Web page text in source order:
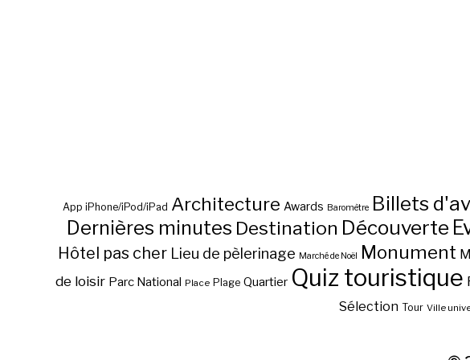
App iPhone/iPod/iPad Architecture Awards Baromètre Billets
Dernières minutes Destination Découverte
Hôtel pas cher Lieu de pèlerinage Marché de Noël Monument
de loisir Parc National Place Plage Quartier Quiz touristique
Sélection Tour Ville